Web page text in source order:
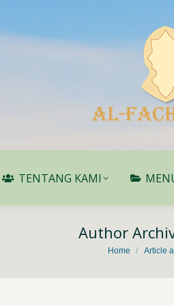
TENTANG KAMI
Author
You are here:
Home Article
TENTANG KAMI